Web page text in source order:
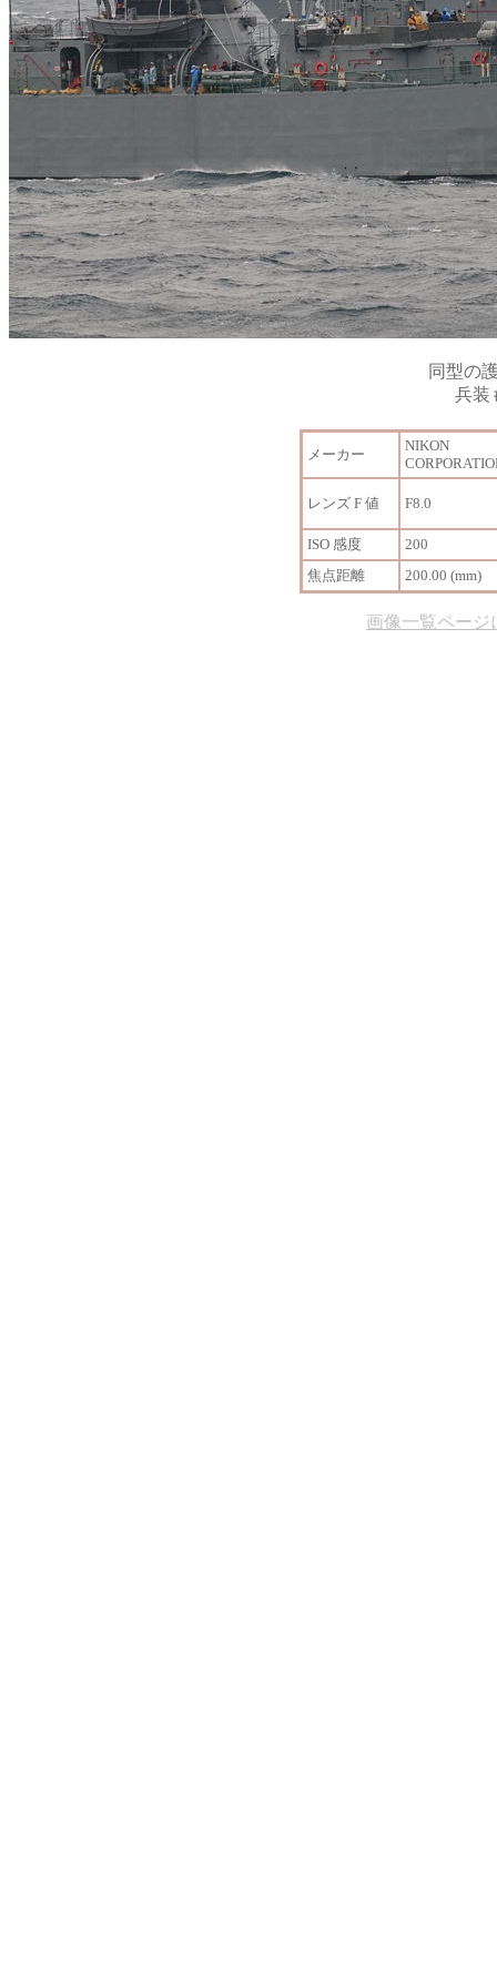
同型の
兵装
メーカー
NIKON
レンズ F 値 F8.0
ISO 感度
200
焦点距離
200.00 (mm)
画像一覧ページ